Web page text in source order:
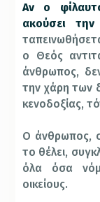
Αν ο
ακούσει
ο Θεός
άνθρωπος,
την χάρη των
κενοδοξίας,
Ο άνθρωπος,
το θέλει,
όλα όσα
οικείους.